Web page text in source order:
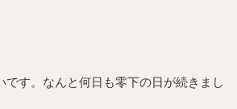
す。なんと何日も零下の日が続きまし